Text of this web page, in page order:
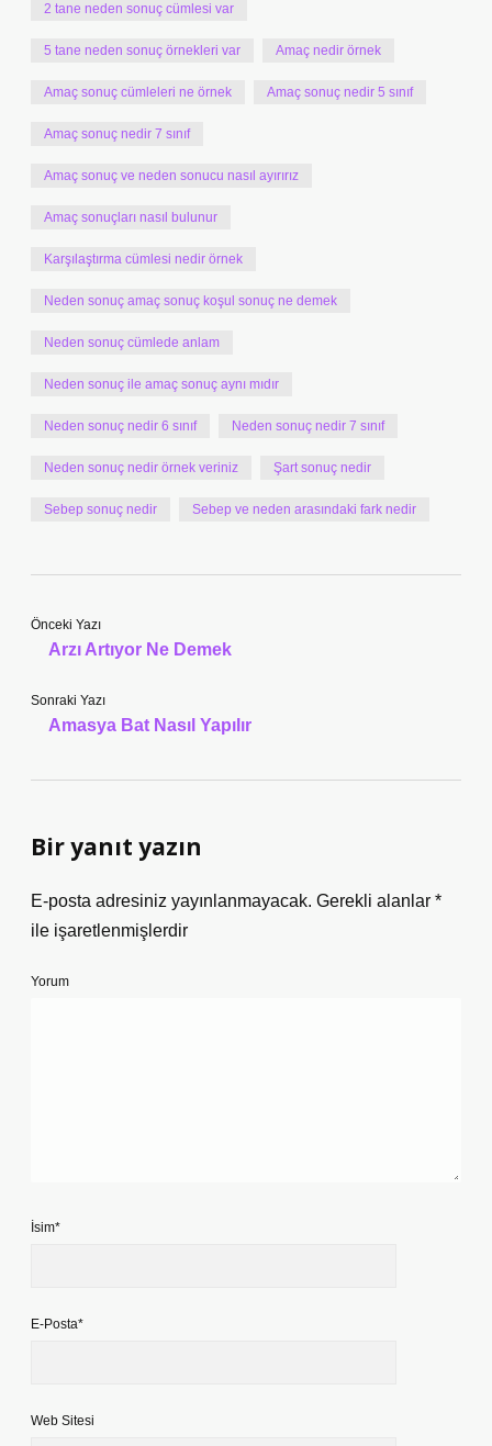
2 tane neden sonuç cümlesi var
5 tane neden sonuç örnekleri var Amaç nedir örnek
Amaç sonuç cümleleri ne örnek Amaç sonuç nedir 5 sınıf
Amaç sonuç nedir 7 sınıf
Amaç sonuç ve neden sonucu nasıl ayırırız
Amaç sonuçları nasıl bulunur
Karşılaştırma cümlesi nedir örnek
Neden sonuç amaç sonuç koşul sonuç ne demek
Neden sonuç cümlede anlam
Neden sonuç ile amaç sonuç aynı mıdır
Neden sonuç nedir 6 sınıf Neden sonuç nedir 7 sınıf
Neden sonuç nedir örnek veriniz Şart sonuç nedir
Sebep sonuç nedir Sebep ve neden arasındaki fark nedir
Önceki Yazı
Arzı Artıyor Ne Demek
Sonraki Yazı
Amasya Bat Nasıl Yapılır
Bir yanıt yazın
E-posta adresiniz yayınlanmayacak. Gerekli alanlar *
ile işaretlenmişlerdir
Yorum
İsim*
E-Posta*
Web Sitesi